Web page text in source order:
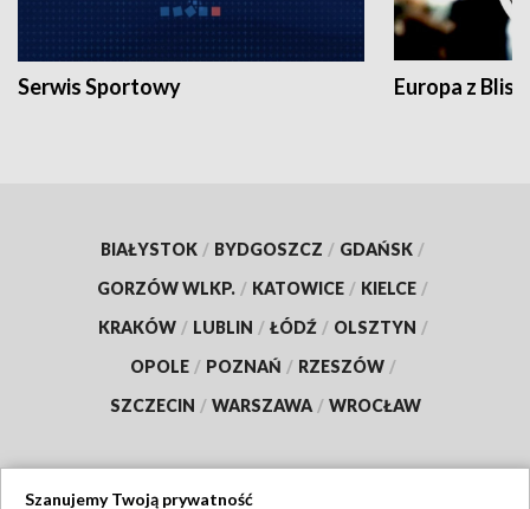
Serwis Sportowy Europa z
BIAŁYSTOK / BYDGOSZCZ / GDAŃSK /
GORZÓW WLKP. / KATOWICE / KIELCE /
KRAKÓW / LUBLIN / ŁÓDŹ / OLSZTYN /
OPOLE / POZNAŃ / RZESZÓW /
SZCZECIN / WARSZAWA / WROCŁAW
Szanujemy Twoją prywatność